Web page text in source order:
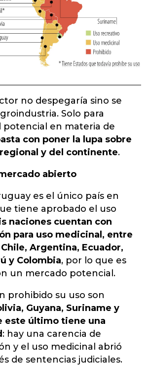
no despegaría sino se
Solo para
potencial en materia de
con poner la lupa sobre
y del continente.
abierto
es el único país en
tiene aprobado el uso
naciones cuentan con
para uso medicinal, entre
Argentina, Ecuador,
y Colombia, por lo que es
un mercado potencial.
prohibido su uso son
Guyana, Suriname y
este último tiene una
: hay una carencia de
y el uso medicinal abrió
de sentencias judiciales.